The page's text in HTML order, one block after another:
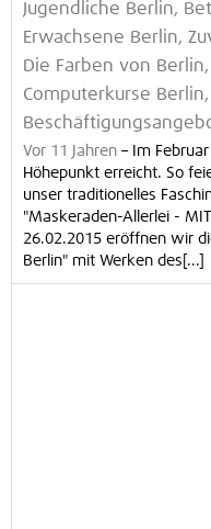
Jugendliche Berlin,
Erwachsene Berlin,
Die Farben von
Computerkurse
Vor 11 Jahren – Im
Höhepunkt erreicht. So
unser traditionelles
"Maskeraden-Allerlei -
26.02.2015 eröffnen wir
Berlin" mit Werken des[...]